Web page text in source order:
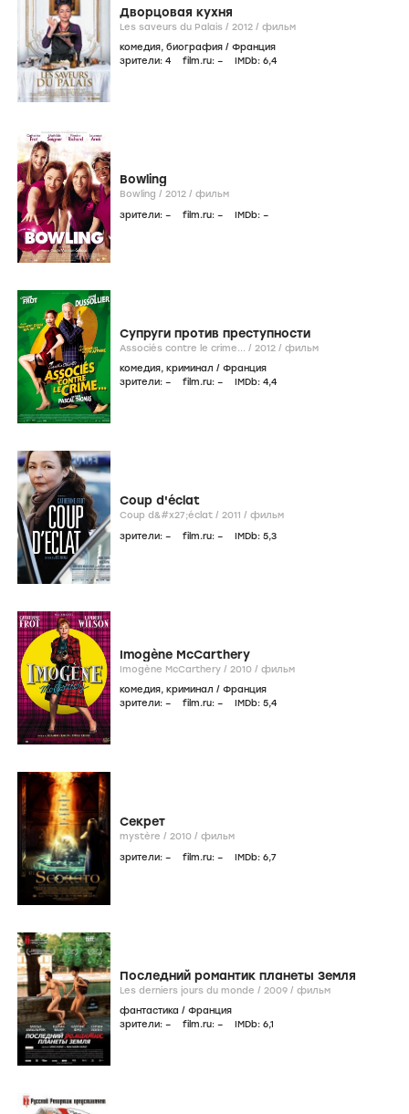
Дворцовая кухня
Les saveurs du Palais / 2012 / фильм
комедия, биография / Франция
зрители: 4 film.ru: – IMDb: 6,4
Bowling
Bowling / 2012 / фильм
зрители: – film.ru: – IMDb: –
Супруги против преступности
Associés contre le crime... / 2012 / фильм
комедия, криминал / Франция
зрители: – film.ru: – IMDb: 4,4
Coup d'éclat
Coup d&#x27;éclat / 2011 / фильм
зрители: – film.ru: – IMDb: 5,3
Imogène McCarthery
Imogène McCarthery / 2010 / фильм
комедия, криминал / Франция
зрители: – film.ru: – IMDb: 5,4
Секрет
mystère / 2010 / фильм
зрители: – film.ru: – IMDb: 6,7
Последний романтик планеты Земля
Les derniers jours du monde / 2009 / фильм
фантастика / Франция
зрители: – film.ru: – IMDb: 6,1